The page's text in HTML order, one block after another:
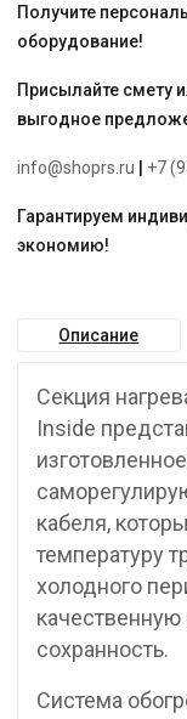
Получите
оборудование!
Присылайте смету
выгодное
info@shoprs.ru +7
Гарантируем
экономию!
Описание
Секция
Inside
кабеля,
температуру
холодного
сохранность.
Система